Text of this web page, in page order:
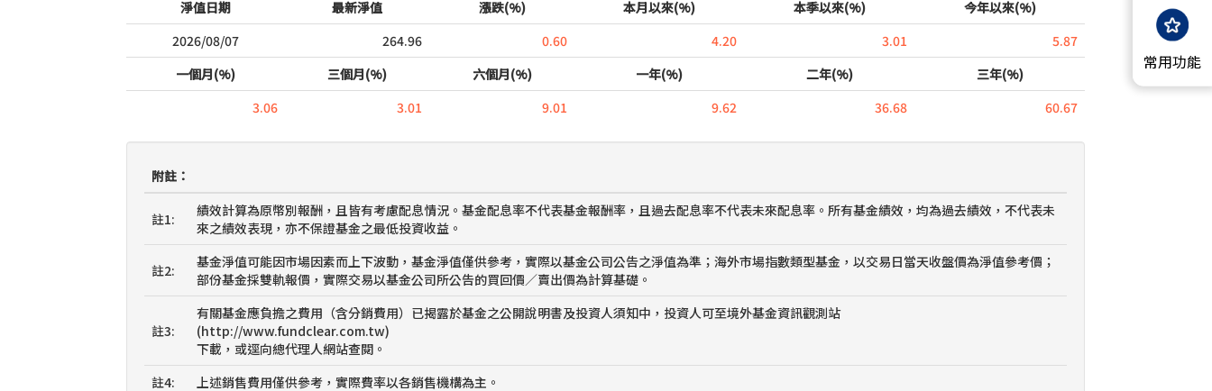
常用功能